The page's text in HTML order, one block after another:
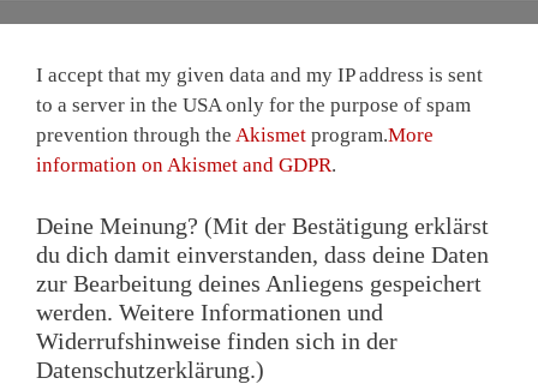
I accept that my given data and my IP address is sent
to a server in the USA only for the purpose of spam
prevention through the Akismet program.More
information on Akismet and GDPR.
Deine Meinung? (Mit der Bestätigung erklärst
du dich damit einverstanden, dass deine Daten
zur Bearbeitung deines Anliegens gespeichert
werden. Weitere Informationen und
Widerrufshinweise finden sich in der
Datenschutzerklärung.)